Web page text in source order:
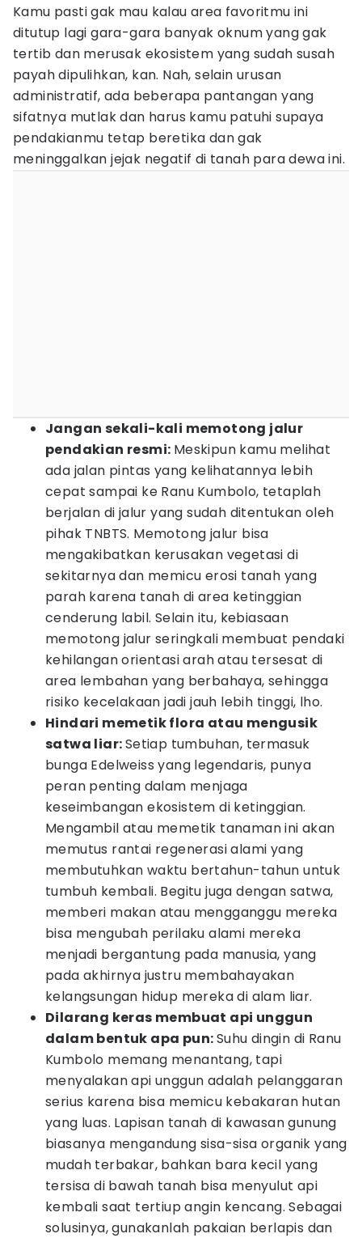
Kamu pasti gak mau kalau area favoritmu ini
ditutup lagi gara-gara banyak oknum yang gak
tertib dan merusak ekosistem yang sudah susah
payah dipulihkan, kan. Nah, selain urusan
administratif, ada beberapa pantangan yang
sifatnya mutlak dan harus kamu patuhi supaya
pendakianmu tetap beretika dan gak
meninggalkan jejak negatif di tanah para dewa ini.
Jangan sekali-kali memotong jalur
pendakian resmi: Meskipun kamu melihat
ada jalan pintas yang kelihatannya lebih
cepat sampai ke Ranu Kumbolo, tetaplah
berjalan di jalur yang sudah ditentukan oleh
pihak TNBTS. Memotong jalur bisa
mengakibatkan kerusakan vegetasi di
sekitarnya dan memicu erosi tanah yang
parah karena tanah di area ketinggian
cenderung labil. Selain itu, kebiasaan
memotong jalur seringkali membuat pendaki
kehilangan orientasi arah atau tersesat di
area lembahan yang berbahaya, sehingga
risiko kecelakaan jadi jauh lebih tinggi, lho.
Hindari memetik flora atau mengusik
satwa liar:Setiap tumbuhan, termasuk
bunga Edelweiss yang legendaris, punya
peran penting dalam menjaga
keseimbangan ekosistem di ketinggian.
Mengambil atau memetik tanaman ini akan
memutus rantai regenerasi alami yang
membutuhkan waktu bertahun-tahun untuk
tumbuh kembali. Begitu juga dengan satwa,
memberi makan atau mengganggu mereka
bisa mengubah perilaku alami mereka
menjadi bergantung pada manusia, yang
pada akhirnya justru membahayakan
kelangsungan hidup mereka di alam liar.
Dilarang keras membuat api unggun
dalam bentuk apa pun:Suhu dingin di Ranu
Kumbolo memang menantang, tapi
menyalakan api unggun adalah pelanggaran
serius karena bisa memicu kebakaran hutan
yang luas. Lapisan tanah di kawasan gunung
biasanya mengandung sisa-sisa organik yang
mudah terbakar, bahkan bara kecil yang
tersisa di bawah tanah bisa menyulut api
kembali saat tertiup angin kencang. Sebagai
solusinya, gunakanlah pakaian berlapis dan